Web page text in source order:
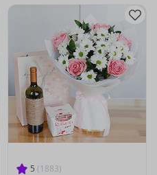
5 (1883)